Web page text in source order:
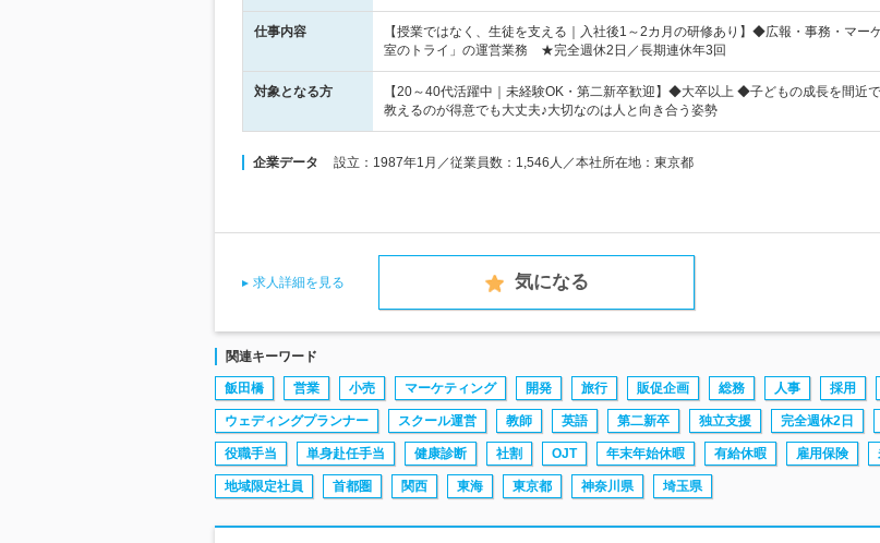
仕事内容
【授業ではなく、生徒を支える｜入社後1～2カ月の研修あり】◆広報・事務・マー
室のトライ」の運営業務 ★完全週休2日／長期連休年3回
対象となる方
【20～40代活躍中｜未経験OK・第二新卒歓迎】◆大卒以上 ◆子どもの成長を間近
教えるのが得意でも大丈夫♪大切なのは人と向き合う姿勢
企業データ 設立：1987年1月／従業員数：1,546人／本社所在地：東京都
求人詳細を見る 気になる
関連キーワード
飯田橋 営業 小売 マーケティング 開発 旅行 販促企画 総務 人事 採用
ウェディングプランナー スクール運営 教師 英語 第二新卒 独立支援 完全週休2日
役職手当 単身赴任手当 健康診断 社割 OJT 年末年始休暇 有給休暇 雇用保険
地域限定社員 首都圏 関西 東海 東京都 神奈川県 埼玉県